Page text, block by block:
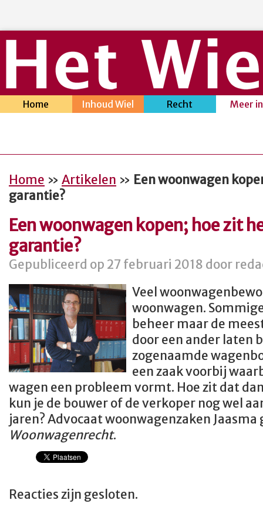
Home Inhoud Wiel Recht Meer
Home » Artikelen » Een woonwagen
garantie?
Een woonwagen kopen; hoe zit
garantie?
Gepubliceerd op 27 februari 2018 door
Veel
woonwagen.
beheer maar de
door een ander laten
zogenaamde
een zaak voorbij
wagen een probleem vormt. Hoe zit dat
kun je de bouwer of de verkoper nog wel
jaren? Advocaat woonwagenzaken
Woonwagenrecht.
Reacties zijn gesloten.